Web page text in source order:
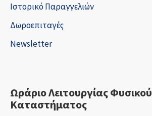
Ιστορικό Παραγγελιών
Δωροεπιταγές
Newsletter
Ωράριο Λειτουργίας Φυσικού
Καταστήματος